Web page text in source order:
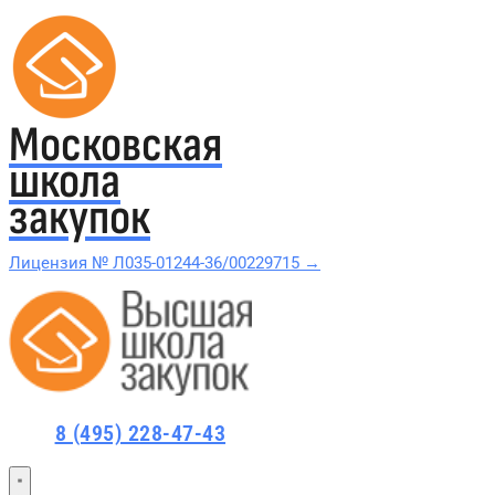
Московская
школа
закупок
Лицензия № Л035-01244-36/00229715 →
Проверить в реестре Рособрнадзора →
Курсы по 44-ФЗ
8 (495) 228-47-43